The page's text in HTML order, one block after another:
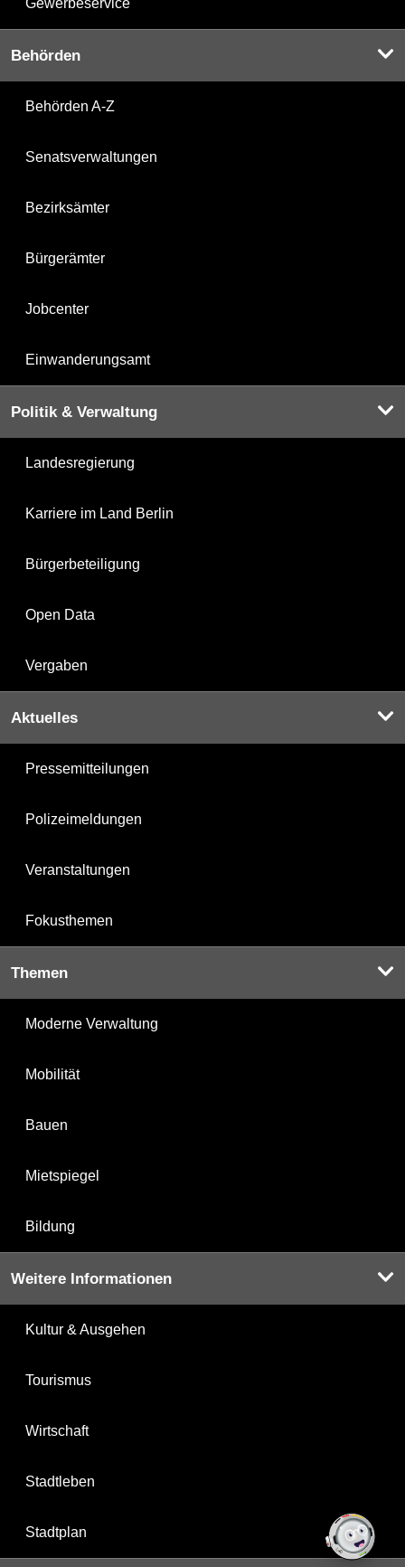
Gewerbeservice
Behörden
Behörden A-Z
Senatsverwaltungen
Bezirksämter
Bürgerämter
Jobcenter
Einwanderungsamt
Politik & Verwaltung
Landesregierung
Karriere im Land Berlin
Bürgerbeteiligung
Open Data
Vergaben
Aktuelles
Pressemitteilungen
Polizeimeldungen
Veranstaltungen
Fokusthemen
Themen
Moderne Verwaltung
Mobilität
Bauen
Mietspiegel
Bildung
Weitere Informationen
Kultur & Ausgehen
Tourismus
Wirtschaft
Stadtleben
Stadtplan